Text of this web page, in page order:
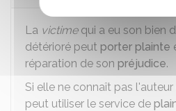
La victimequi a eu son bien
détérioré peut porter plainte
réparation de son préjudice.
Si elle ne connaît pas
peut utiliser le service de